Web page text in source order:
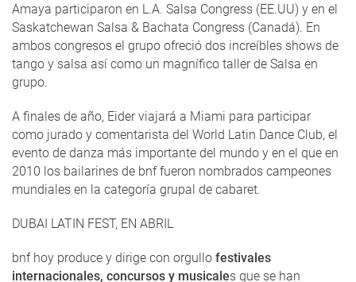
Amaya participaron en L.A. Salsa Congress (EE.UU) y en el
Saskatchewan Salsa & Bachata Congress (Canadá). En
ambos congresos el grupo ofreció dos increíbles shows de
tango y salsa así como un magnífico taller de Salsa en
grupo.
A finales de año, Eider viajará a Miami para participar
como jurado y comentarista del World Latin Dance Club, el
evento de danza más importante del mundo y en el que en
2010 los bailarines de bnf fueron nombrados campeones
mundiales en la categoría grupal de cabaret.
DUBAI LATIN FEST, EN ABRIL
bnf hoy produce y dirige con orgullo festivales
internacionales, concursos y musicales que se han